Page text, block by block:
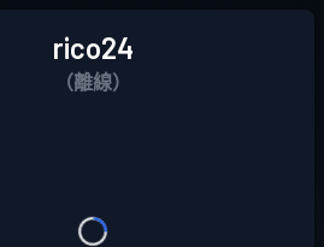
rico24
（離線）